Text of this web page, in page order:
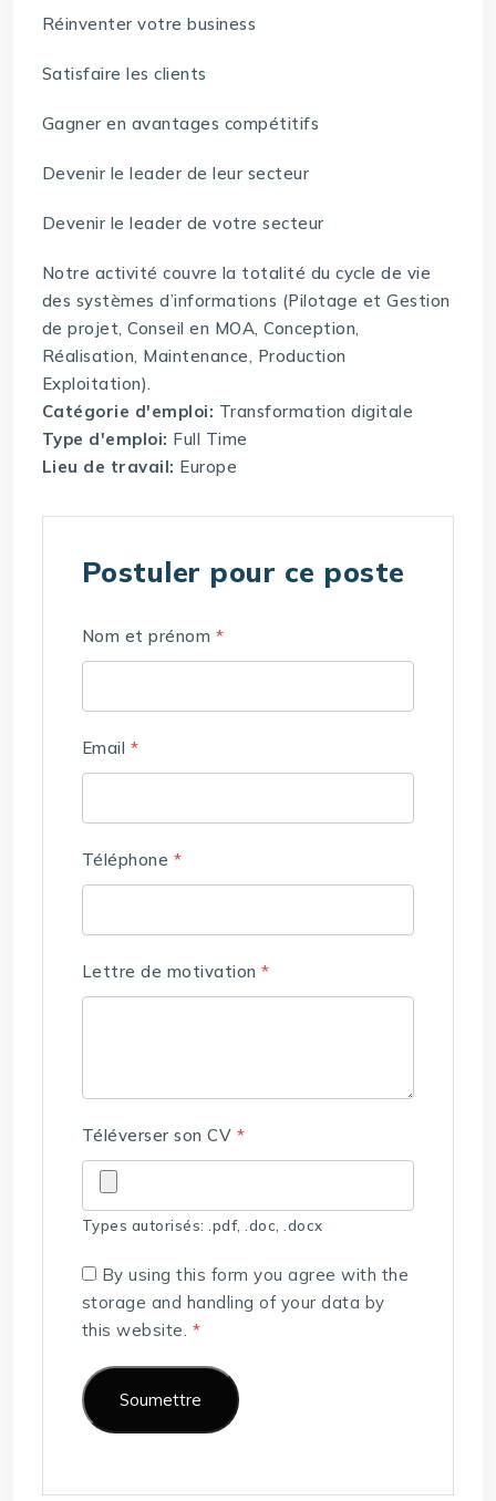
Réinventer votre business
Satisfaire les clients
Gagner en avantages compétitifs
Devenir le leader de leur secteur
Devenir le leader de votre secteur
Notre activité couvre la totalité du cycle de vie
des systèmes d’informations (Pilotage et Gestion
de projet, Conseil en MOA, Conception,
Réalisation, Maintenance, Production
Exploitation).
Catégorie d'emploi: Transformation digitale
Type d'emploi: Full Time
Lieu de travail: Europe
Postuler pour ce poste
Nom et prénom *
Email *
Téléphone *
Lettre de motivation*
Téléverser son CV *
Types autorisés: .pdf, .doc, .docx
By using this form you agree with the
storage and handling of your data by
this website. *